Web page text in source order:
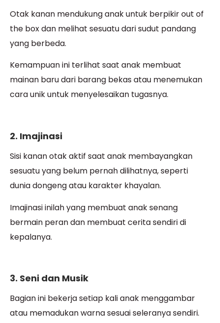
Otak kanan mendukung anak untuk berpikir out of
the box dan melihat sesuatu dari sudut pandang
yang berbeda.
Kemampuan ini terlihat saat anak membuat
mainan baru dari barang bekas atau menemukan
cara unik untuk menyelesaikan tugasnya.
2. Imajinasi
Sisi kanan otak aktif saat anak membayangkan
sesuatu yang belum pernah dilihatnya, seperti
dunia dongeng atau karakter khayalan.
Imajinasi inilah yang membuat anak senang
bermain peran dan membuat cerita sendiri di
kepalanya.
3. Seni dan Musik
Bagian ini bekerja setiap kali anak menggambar
atau memadukan warna sesuai seleranya sendiri.